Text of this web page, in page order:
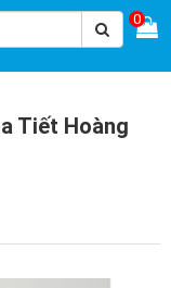
0
Tiết Hoàng